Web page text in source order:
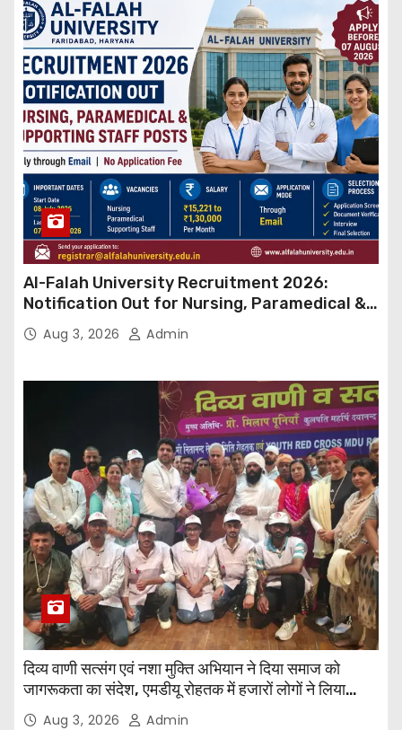
Al-Falah University Recruitment 2026:
Notification Out for Nursing, Paramedical &
Supporting Staff Posts, Apply Through Email
Aug 3, 2026 Admin
दिव्य वाणी सत्संग एवं नशा मुक्ति अभियान ने दिया समाज को
जागरूकता का संदेश, एमडीयू रोहतक में हजारों लोगों ने लिया
संकल्पAug 3, 2026 Admin